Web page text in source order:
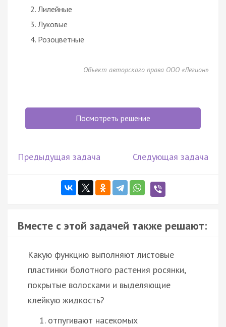
Лилейные
Луковые
Розоцветные
Объект авторского права ООО «Легион»
Посмотреть решение
Предыдущая задача Следующая задача
Вместе с этой задачей также решают:
Какую функцию выполняют листовые
пластинки болотного растения росянки,
покрытые волосками и выделяющие
клейкую жидкость?
отпугивают насекомых